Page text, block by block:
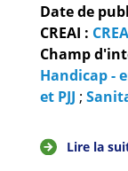
Date de
CREAI :
Champ
Handicap -
et PJJ ;
Lire la